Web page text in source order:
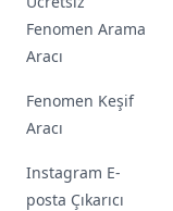
Fenomen Arama
Aracı
Fenomen Keşif
Aracı
Instagram E-
posta Çıkarıcı